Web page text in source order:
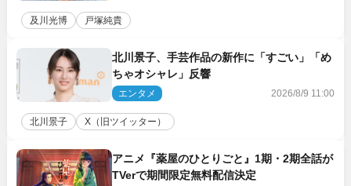
及川光博 戸塚純貴
北川景子、手芸作品の新作に「すごい」「め
ちゃオシャレ」反響
エンタメ 2026/8/9 11:00
北川景子 X（旧ツイッター）
アニメ『薬屋のひとりごと』1期・2期全話が
TVerで期間限定無料配信決定